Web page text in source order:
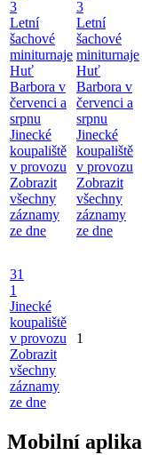
3
Letní
šachové
miniturnaje
Huť
Barbora v
červenci a
srpnu
Jinecké
koupaliště
v provozu
Zobrazit
všechny
záznamy
ze dne
3
Letní
šachové
miniturnaje
Huť
Barbora v
červenci a
srpnu
Jinecké
koupaliště
v provozu
Zobrazit
všechny
záznamy
ze dne
31
1
Jinecké
koupaliště
v provozu
Zobrazit
všechny
záznamy
ze dne
1
Mobilní